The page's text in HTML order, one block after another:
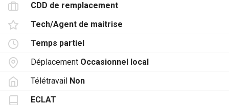
CDD de remplacement
Tech/Agent de maitrise
Temps partiel
Déplacement Occasionnel local
Télétravail Non
ECLAT